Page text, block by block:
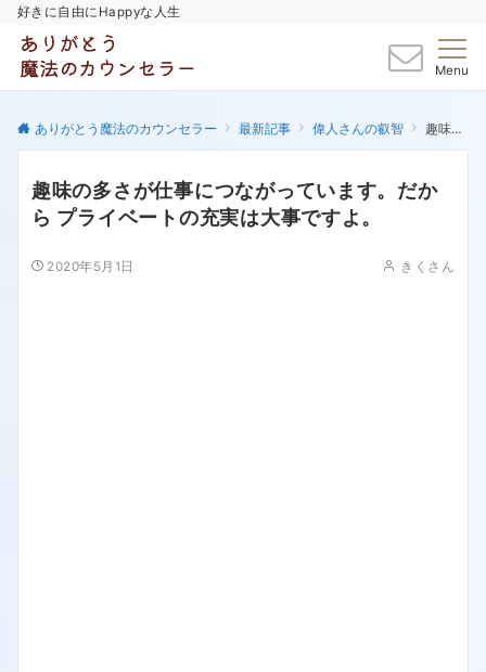
好きに自由にHappyな人生
Menu
ありがとう魔法のカウンセラー 最新記事 偉人さんの叡智 趣味の多さが仕事につながっています。だから プライベートの充実は大事ですよ。
趣味の多さが仕事につながっています。だか
ら プライベートの充実は大事ですよ。
2020年5月1日 きくさん